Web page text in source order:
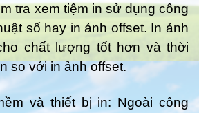
tra xem tiệm in sử dụng công
số hay in ảnh offset. In ảnh
chất lượng tốt hơn và thời
so với in ảnh offset.
và thiết bị in: Ngoài công